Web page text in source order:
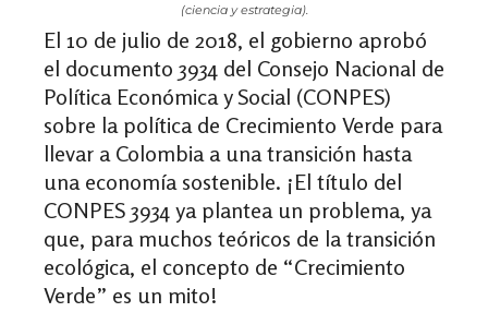
(ciencia y estrategia).
El 10 de julio de 2018, el gobierno aprobó
el documento 3934 del Consejo Nacional de
Política Económica y Social (CONPES)
sobre la política de Crecimiento Verde para
llevar a Colombia a una transición hasta
una economía sostenible. ¡El título del
CONPES 3934 ya plantea un problema, ya
que, para muchos teóricos de la transición
ecológica, el concepto de “Crecimiento
Verde” es un mito!